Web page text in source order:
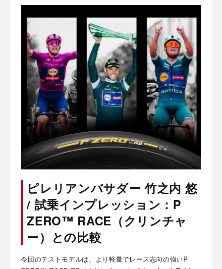
ピレリアンバサダー 竹之内 悠
/ 試乗インプレッション：P
ZERO™ RACE（クリンチャ
ー）との比較
今回のテストモデルは、より軽量でレース志向の強いP